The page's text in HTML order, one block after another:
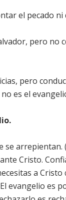
el pecado ni
pero no
pero
es el
se arrepientan. (
Cristo.
a
evangelio es